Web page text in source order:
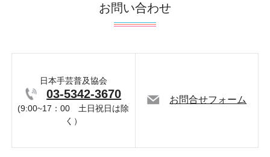
お問い合わせ
日本手芸普及協会
03-5342-3670
(9:00~17：00 土日祝日は除
く）
お問合せフォーム